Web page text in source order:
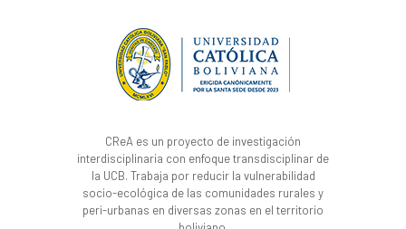
CReA es un proyecto de investigación
interdisciplinaria con enfoque transdisciplinar de
la UCB. Trabaja por reducir la vulnerabilidad
socio-ecológica de las comunidades rurales y
peri-urbanas en diversas zonas en el territorio